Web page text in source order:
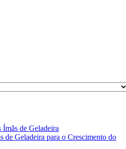
Ímãs de Geladeira
de Geladeira para o Crescimento do